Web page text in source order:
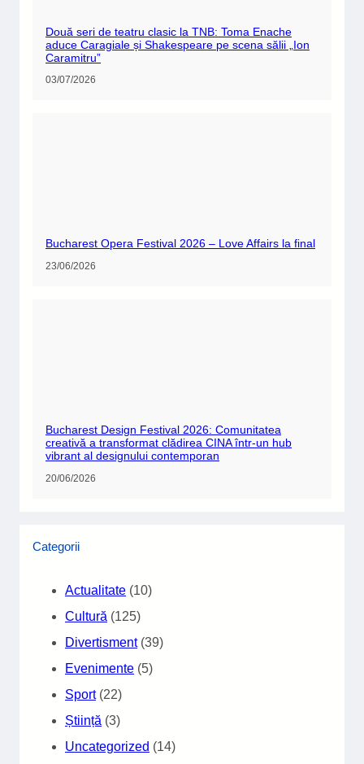
Două seri de teatru clasic la TNB: Toma Enache
aduce Caragiale și Shakespeare pe scena sălii „Ion
Caramitru”
03/07/2026
Bucharest Opera Festival 2026 – Love Affairs la final
23/06/2026
Bucharest Design Festival 2026: Comunitatea
creativă a transformat clădirea CINA într-un hub
vibrant al designului contemporan
20/06/2026
Categorii
Actualitate (10)
Cultură (125)
Divertisment(39)
Evenimente (5)
Sport(22)
Știință (3)
Uncategorized (14)